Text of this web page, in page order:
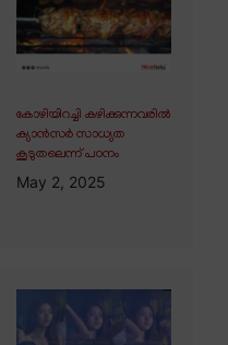
കോഴിയിറച്ചി കഴിക്കുന്നവരിൽ
ക്യാൻസർ സാധ്യത
കൂടുതലെന്ന് പഠനം
May 2, 2025